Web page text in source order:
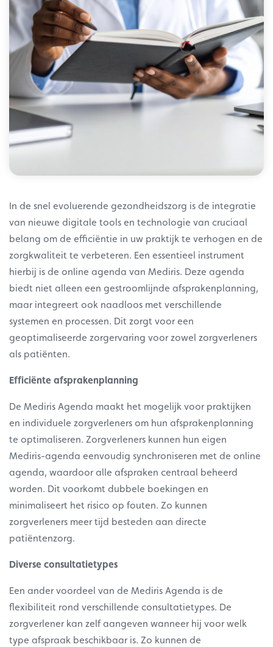
In de snel evoluerende gezondheidszorg is de integratie
van nieuwe digitale tools en technologie van cruciaal
belang om de efficiëntie in uw praktijk te verhogen en de
zorgkwaliteit te verbeteren. Een essentieel instrument
hierbij is de online agenda van Mediris. Deze agenda
biedt niet alleen een gestroomlijnde afsprakenplanning,
maar integreert ook naadloos met verschillende
systemen en processen. Dit zorgt voor een
geoptimaliseerde zorgervaring voor zowel zorgverleners
als patiënten.
Efficiënte afsprakenplanning
De Mediris Agenda maakt het mogelijk voor praktijken
en individuele zorgverleners om hun afsprakenplanning
te optimaliseren. Zorgverleners kunnen hun eigen
Mediris-agenda eenvoudig synchroniseren met de online
agenda, waardoor alle afspraken centraal beheerd
worden. Dit voorkomt dubbele boekingen en
minimaliseert het risico op fouten. Zo kunnen
zorgverleners meer tijd besteden aan directe
patiëntenzorg.
Diverse consultatietypes
Een ander voordeel van de Mediris Agenda is de
flexibiliteit rond verschillende consultatietypes. De
zorgverlener kan zelf aangeven wanneer hij voor welk
type afspraak beschikbaar is. Zo kunnen de